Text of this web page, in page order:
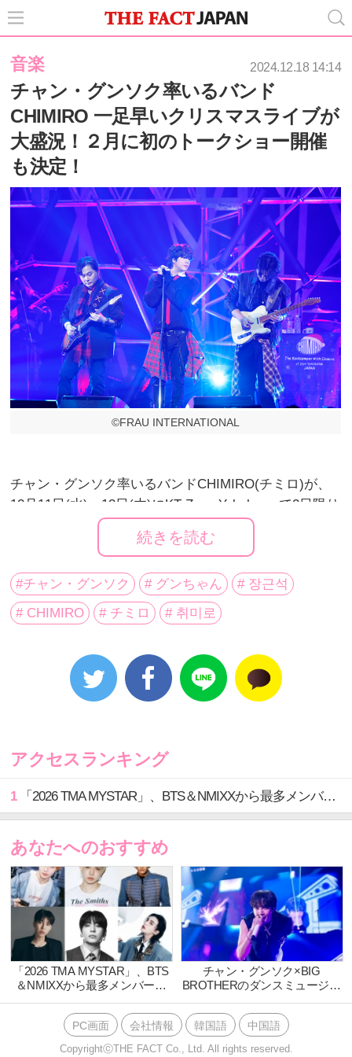
音楽 2024.12.18 14:14
チャン・グンソク率いるバンド
CHIMIRO 一足早いクリスマスライブが
大盛況！２月に初のトークショー開催
も決定！
©︎FRAU INTERNATIONAL
チャン・グンソク率いるバンドCHIMIRO(チミロ)が、
12月11日(水)、12日(木)にKT Zepp Yokohamaで2日限り
のスペシャルライブ『The Rockcember with Chimiro』
を開催し、集まったファンたちと一足早いクリスマス
が鳴り響きバンドメンバーが登場。１曲目『80’s』の
イントロと共にチャン・グンソクがステージに登場し
れてこうしてステージに立ち、信頼できる仲間たちと
音楽を奏でることができることがとても嬉しいと正直
な気持ちを話し、いつも応援して待っててくれるファ
ンたちへ感謝を伝える場面もあった。
続きを読む
#チャン・グンソク # グンちゃん
# 장근석
# CHIMIRO
# チミロ # 취미로
アクセスランキング
1「2026 TMA MYSTAR」、BTS＆NMIXXから最多メンバーが決戦進出…記念すべき初受賞の行方は？
あなたへのおすすめ
「2026 TMA MYSTAR」、BTS
＆NMIXXから最多メンバーが
行方は？
チャン・グンソク×BIG
BROTHERのダンスミュージッ
日(木)の追加公演をニコニコ生
放送で独占生中継決定！
HELLOWEEN PARTYで熱狂の
PC画面 会社情報 韓国語 中国語
CopyrightⓒTHE FACT Co., Ltd. All rights reserved.